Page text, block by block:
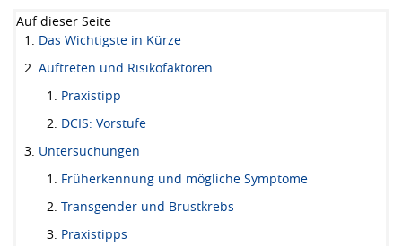
Auf dieser Seite
Das Wichtigste in Kürze
Auftreten und Risikofaktoren
Praxistipp
DCIS: Vorstufe
Untersuchungen
Früherkennung und mögliche Symptome
Transgender und Brustkrebs
Praxistipps